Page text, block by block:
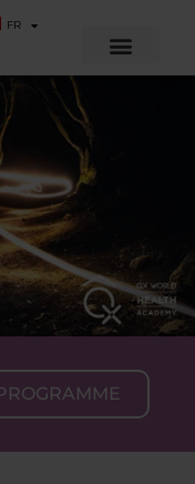
FR